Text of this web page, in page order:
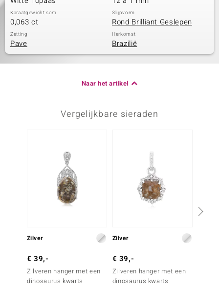
Karaatgewicht som
0,063 ct
Slijpvorm
Rond Brilliant Geslepen
Zetting
Pave
Herkomst
Brazilië
Naar het artikel
Vergelijkbare sieraden
Zilver
€ 39,-
Zilveren hanger met een
dinosaurus kwarts
Zilver
€ 39,-
Zilveren hanger met een
dinosaurus kwarts